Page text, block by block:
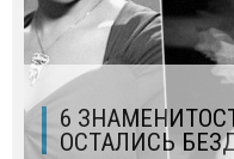
6
ОСТАЛИСЬ